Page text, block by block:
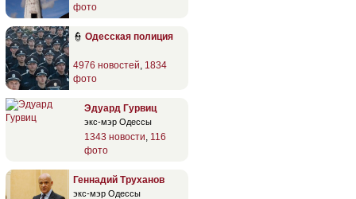
фото
👮 Одесская полиция
4976 новостей 1834
фото
Эдуард Гурвиц
экс-мэр Одессы
1343 новости 116
фото
Геннадий Труханов
экс-мэр Одессы